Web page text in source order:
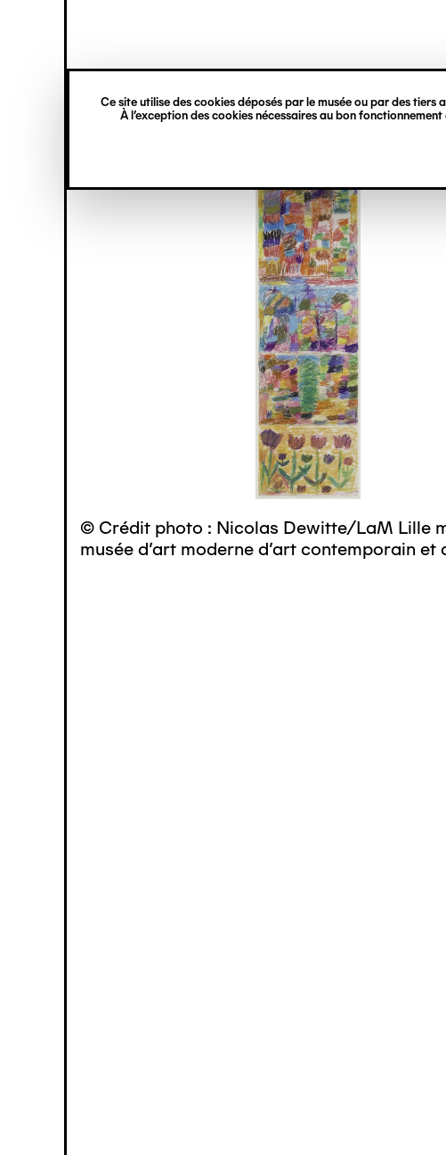
Ce site utilise des cookies déposés par le musée ou par des
À l’exception des cookies nécessaires au bon
principal
verticale
© Crédit photo : Nicolas Dewitte/LaM Lille
musée d’art moderne d’art contemporain et